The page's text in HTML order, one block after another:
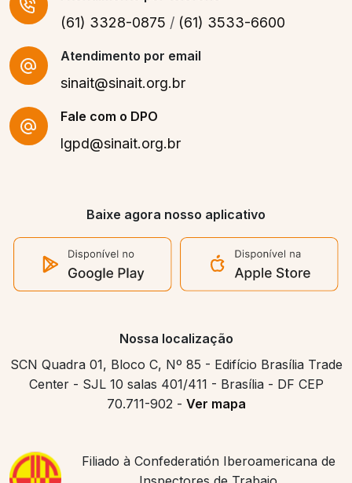
(61) 3328-0875 / (61) 3533-6600
Atendimento por email
sinait@sinait.org.br
Fale com o DPO
lgpd@sinait.org.br
Baixe agora nosso aplicativo
Nossa localização
SCN Quadra 01, Bloco C, Nº 85 - Edifício Brasília Trade
Center - SJL 10 salas 401/411 - Brasília - DF CEP
70.711-902 - Ver mapa
Filiado à Confederatión Iberoamericana de